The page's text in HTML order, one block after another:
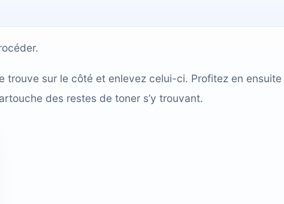
trouve sur le côté et enlevez celui-ci. Profitez en ensuite
des restes de toner s’y trouvant.